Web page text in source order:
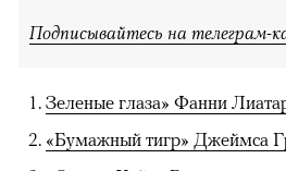
Подписывайтесь на телеграм-
Зеленые глаза» Фанни
«Бумажный тигр» Джеймса